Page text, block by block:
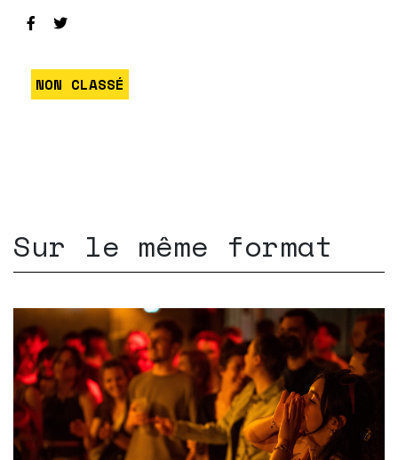
NON CLASSÉ
Sur le même format